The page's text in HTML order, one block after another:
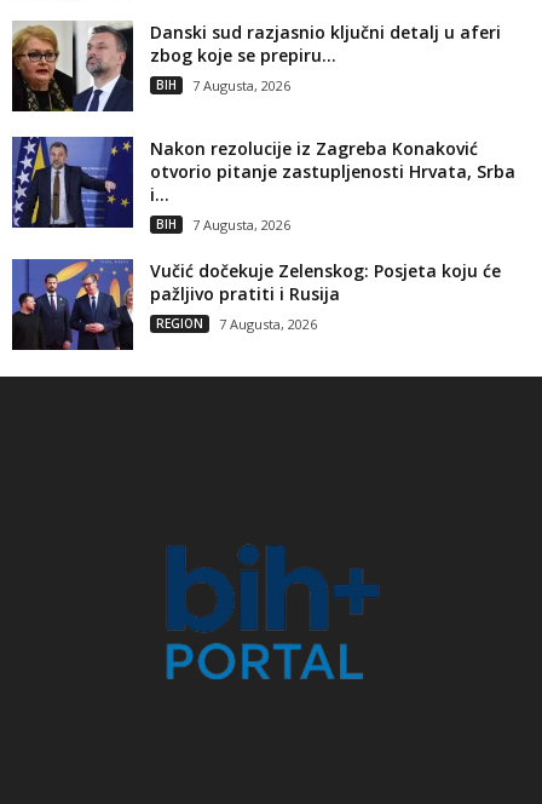
Danski sud razjasnio ključni detalj u aferi
zbog koje se prepiru...
BIH 7 Augusta, 2026
Nakon rezolucije iz Zagreba Konaković
otvorio pitanje zastupljenosti Hrvata, Srba
i...
BIH 7 Augusta, 2026
Vučić dočekuje Zelenskog: Posjeta koju će
pažljivo pratiti i Rusija
REGION 7 Augusta, 2026